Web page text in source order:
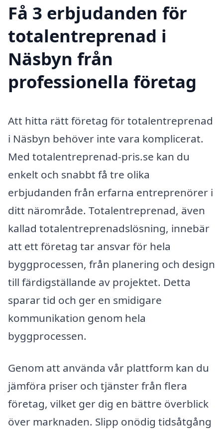
Få 3 erbjudanden för
totalentreprenad i
Näsbyn från
professionella företag
Att hitta rätt företag för totalentreprenad
i Näsbyn behöver inte vara komplicerat.
Med totalentreprenad-pris.se kan du
enkelt och snabbt få tre olika
erbjudanden från erfarna entreprenörer i
ditt närområde. Totalentreprenad, även
kallad totalentreprenadslösning, innebär
att ett företag tar ansvar för hela
byggprocessen, från planering och design
till färdigställande av projektet. Detta
sparar tid och ger en smidigare
kommunikation genom hela
byggprocessen.
Genom att använda vår plattform kan du
jämföra priser och tjänster från flera
företag, vilket ger dig en bättre överblick
över marknaden. Slipp onödig tidsåtgång